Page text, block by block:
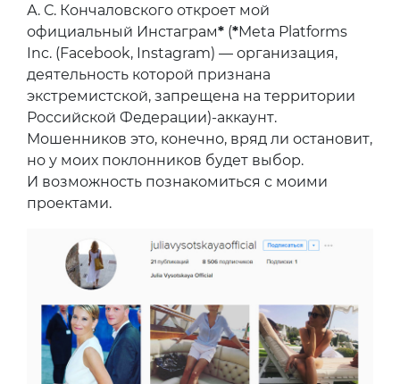
А. С. Кончаловского откроет мой
официальный Инстаграм* (*Meta Platforms
Inc. (Facebook, Instagram) — организация,
деятельность которой признана
экстремистской, запрещена на территории
Российской Федерации)-аккаунт.
Мошенников это, конечно, вряд ли остановит,
но у моих поклонников будет выбор.
И возможность познакомиться с моими
проектами.